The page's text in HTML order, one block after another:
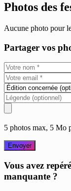
Photos des
Aucune photo pour
Partager vos
5 photos max, 5 Mo
Envoyer
Vous avez
manquante ?